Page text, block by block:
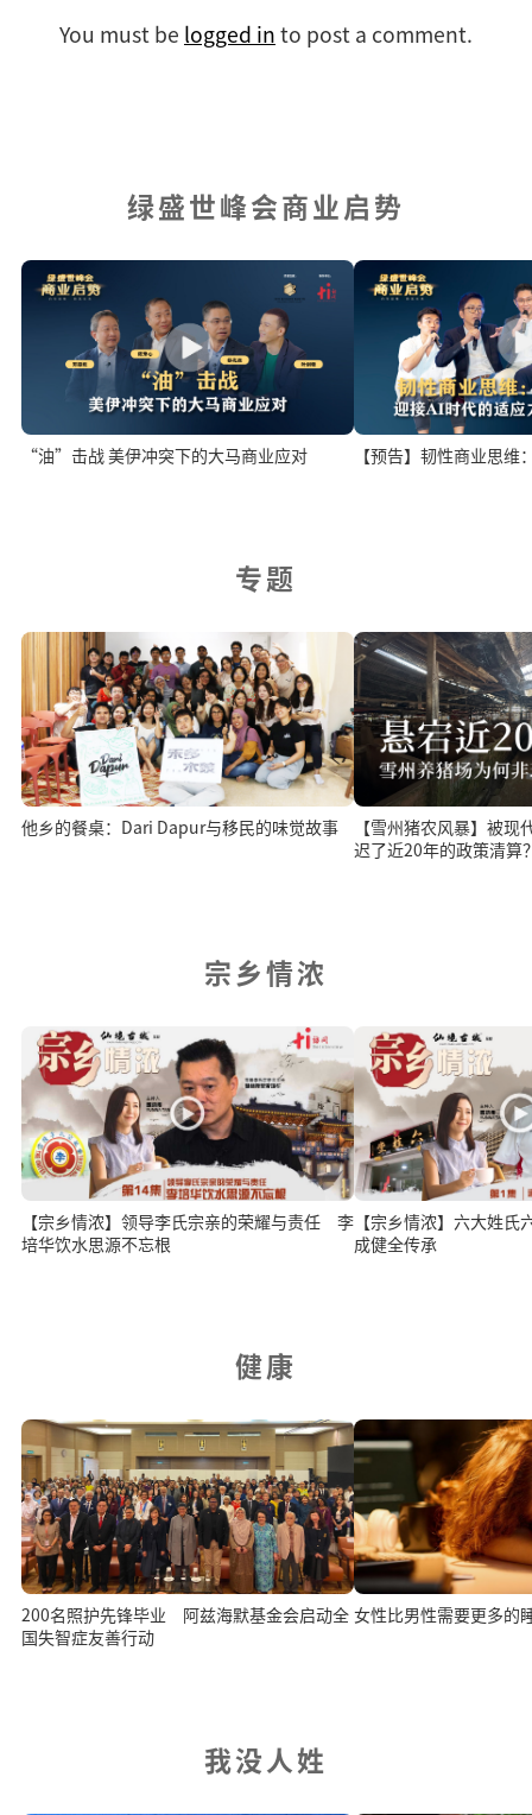
You must be logged in to post a comment.
绿盛世峰会商业启势
“油”击战 美伊冲突下的大马商业应对 【预告】韧性商业思
专题
他乡的餐桌：Dari Dapur与移民的味觉故事
【雪州猪农风暴】被
迟了近20年的政策清算
宗乡情浓
【宗乡情浓】领导李氏宗亲的荣耀与责任 李
培华饮水思源不忘根
【宗乡情浓】六大姓氏六桂堂 洪
成健全传承
健康
200名照护先锋毕业 阿兹海默基金会启动全
国失智症友善行动
女性比男性需要更多的
我没人姓